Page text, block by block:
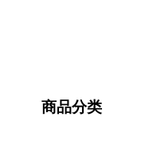
商品分类